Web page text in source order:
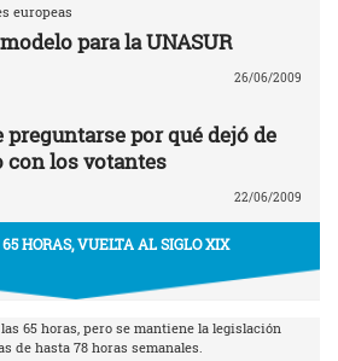
europeas
para la UNASUR
26/06/2009
por qué dejó de
con los votantes
22/06/2009
HORAS, VUELTA AL SIGLO XIX
65 horas, pero se mantiene la legislación
de hasta 78 horas semanales.